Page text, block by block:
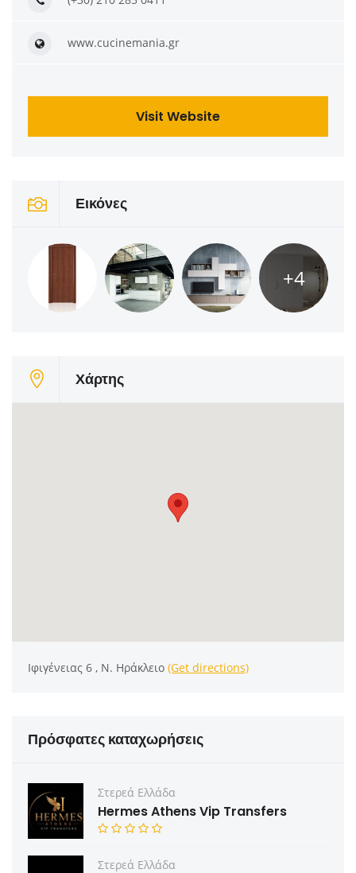
www.cucinemania.gr
Visit Website
Εικόνες
+4
Χάρτης
Ιφιγένειας 6 , Ν. Ηράκλειο (Get directions)
Πρόσφατες καταχωρήσεις
Στερεά Ελλάδα
Hermes Athens Vip Transfers
Στερεά Ελλάδα